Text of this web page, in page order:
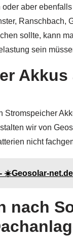
aber
sollte, kann
sein
wir von
nicht
☀️Geosolar-
nach